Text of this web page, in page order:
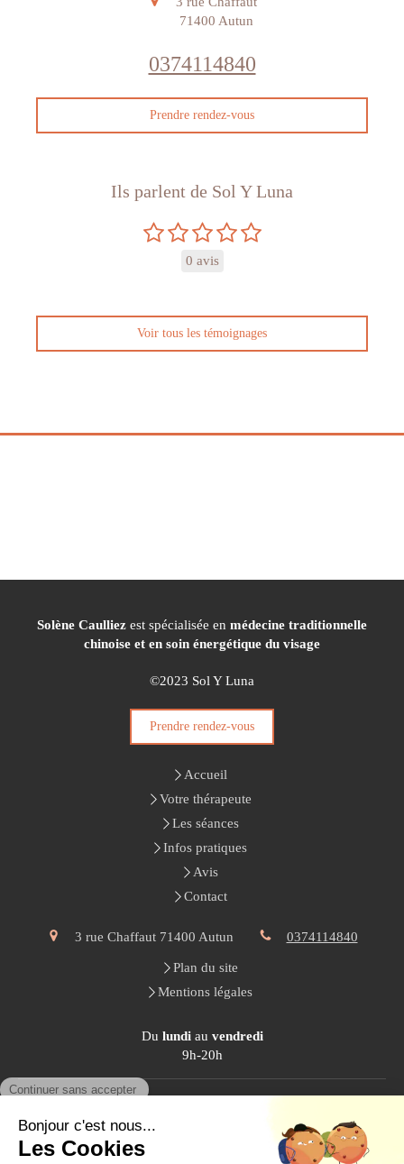
71400 Autun
0374114840
Prendre rendez-vous
Ils parlent de Sol Y Luna
0 avis
Voir tous les témoignages
Solène Caulliez est spécialisée en médecine traditionnelle
chinoise et en soin énergétique du visage
©2023 Sol Y Luna
Prendre rendez-vous
Accueil
Votre thérapeute
Les séances
Infos pratiques
Avis
Contact
3 rue Chaffaut 71400 Autun 0374114840
Plan du site
Mentions légales
Du lundiau vendredi
9h-20h